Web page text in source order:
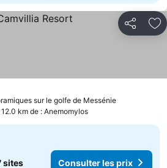
Partager
sur le golfe de MessénieConsulter
km de : Anemomylos
sites Consulter les prix